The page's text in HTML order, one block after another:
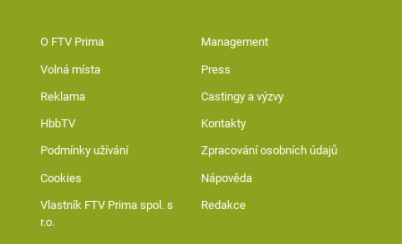
O FTV Prima Management
Volná místa Press
Reklama Castingy a výzvy
HbbTV Kontakty
Podmínky užívání Zpracování osobních údajů
Cookies Nápověda
Vlastník FTV Prima spol. s
r.o.
Redakce